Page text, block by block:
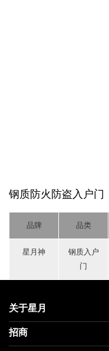
钢质防火防盗入户门
品牌 品类
星月神
钢质入户
门
关于星月
企业简介
招商